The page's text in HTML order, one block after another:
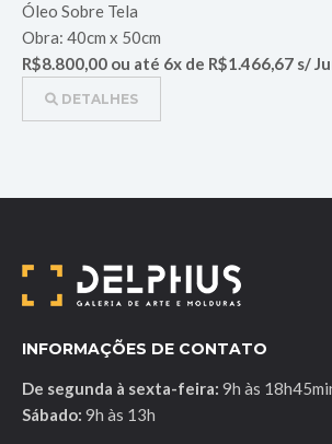
Óleo Sobre Tela
Obra: 40cm x 50cm
R$8.800,00 ou até 6x de R$1.466,67 s/
DETALHES
INFORMAÇÕES DE CONTATO
De segunda à sexta-feira: 9h às
Sábado: 9h às 13h